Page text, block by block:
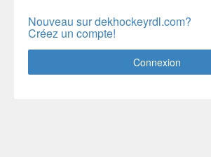
Nouveau sur dekhockeyrdl.com?
Créez un compte!
Connexion